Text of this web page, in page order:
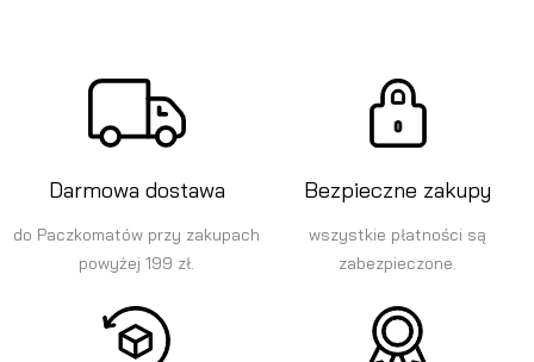
Darmowa dostawa
do Paczkomatów przy zakupach
powyżej 199 zł.
Bezpieczne zakupy
wszystkie płatności są
zabezpieczone.